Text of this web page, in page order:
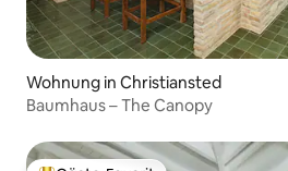
Wohnung in Christiansted
Baumhaus – The Canopy